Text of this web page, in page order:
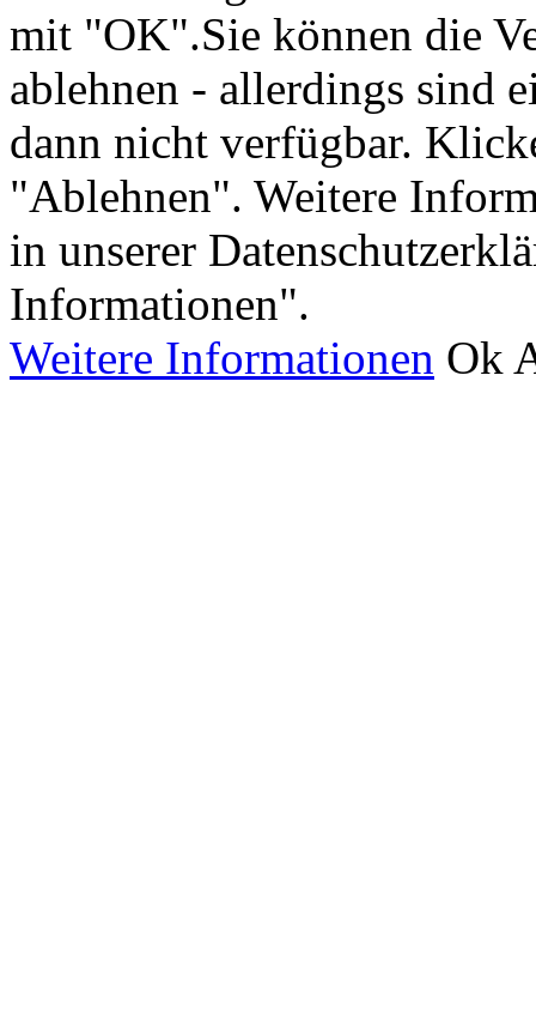
mit "OK".Sie können die
ablehnen - allerdings sind
dann nicht verfügbar.
"Ablehnen". Weitere
in unserer
Informationen".
Weitere Informationen Ok